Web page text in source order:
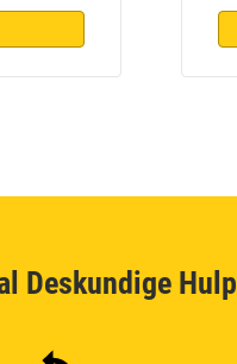
Deskundige Hulp